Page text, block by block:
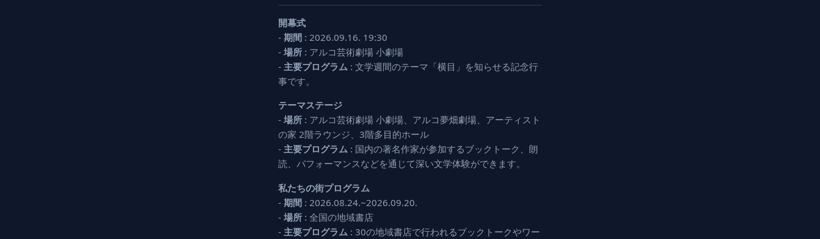
開幕式
- 期間 : 2026.09.16. 19:30
- 場所 : アルコ芸術劇場 小劇場
- 主要プログラム : 文学週間のテーマ「横目」を知らせる記念行
事です。
テーマステージ
- 場所 : アルコ芸術劇場 小劇場、アルコ夢畑劇場、アーティスト
の家 2階ラウンジ、3階多目的ホール
- 主要プログラム : 国内の著名作家が参加するブックトーク、朗
読、パフォーマンスなどを通じて深い文学体験ができます。
私たちの街プログラム
- 期間 : 2026.08.24.~2026.09.20.
- 場所 : 全国の地域書店
- 主要プログラム : 30の地域書店で行われるブックトークやワー